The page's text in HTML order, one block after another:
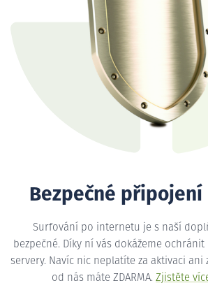
Bezpečné připojení
Surfování po internetu je s naší
bezpečné. Díky ní vás dokážeme
servery. Navíc nic neplatíte za aktivaci ani
od nás máte ZDARMA. Zjistěte